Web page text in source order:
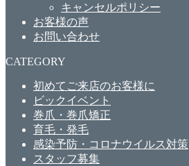
キャンセルポリシー
お客様の声
お問い合わせ
CATEGORY
初めてご来店のお客様に
ビックイベント
巻爪・巻爪矯正
育毛・発毛
感染予防・コロナウイルス対策
スタッフ募集